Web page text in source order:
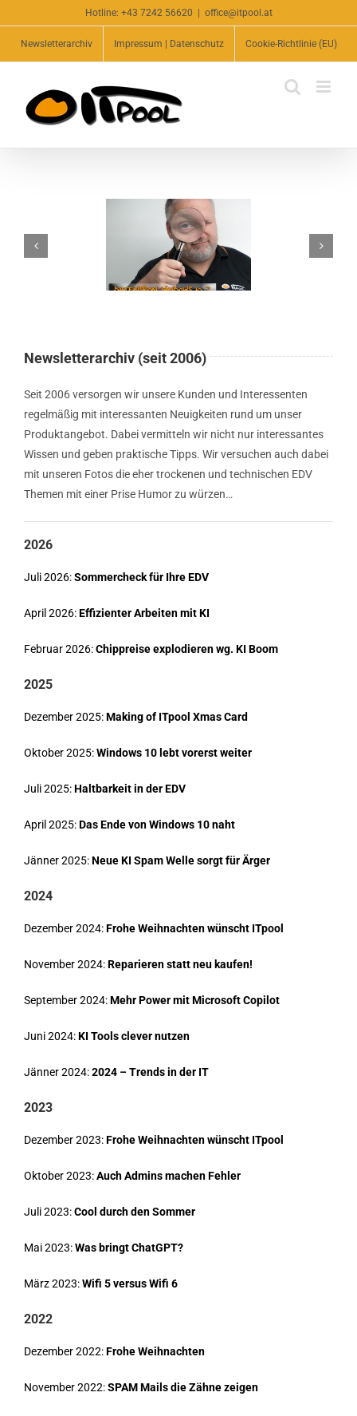
Inhalt
springen
Hotline: +43 7242 56620 office@itpool.at
Newsletterarchiv Impressum | Datenschutz Cookie-Richtlinie (EU)
Newsletterarchiv (seit 2006)
Seit 2006 versorgen wir unsere Kunden und Interessenten
regelmäßig mit interessanten Neuigkeiten rund um unser
Produktangebot. Dabei vermitteln wir nicht nur interessantes
Wissen und geben praktische Tipps. Wir versuchen auch dabei
mit unseren Fotos die eher trockenen und technischen EDV
Themen mit einer Prise Humor zu würzen…
2026
Juli 2026:Sommercheck für Ihre EDV
April 2026:Effizienter Arbeiten mit KI
Februar 2026:Chippreise explodieren wg. KI Boom
2025
Dezember 2025:Making of ITpool Xmas Card
Oktober 2025:Windows 10 lebt vorerst weiter
Juli 2025:Haltbarkeit in der EDV
April 2025:Das Ende von Windows 10 naht
Jänner 2025:Neue KI Spam Welle sorgt für Ärger
2024
Dezember 2024:Frohe Weihnachten wünscht ITpool
November 2024:Reparieren statt neu kaufen!
September 2024:Mehr Power mit Microsoft Copilot
Juni 2024:KI Tools clever nutzen
Jänner 2024:2024 – Trends in der IT
2023
Dezember 2023:Frohe Weihnachten wünscht ITpool
Oktober 2023:Auch Admins machen Fehler
Juli 2023:Cool durch den Sommer
Mai 2023:Was bringt ChatGPT?
März 2023:Wifi 5 versus Wifi 6
2022
Dezember 2022:Frohe Weihnachten
November 2022:SPAM Mails die Zähne zeigen